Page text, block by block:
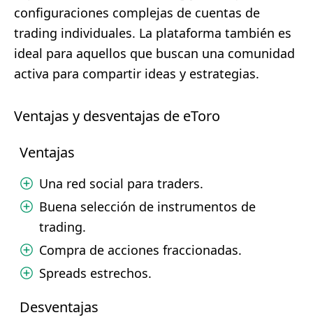
configuraciones complejas de cuentas de
trading individuales. La plataforma también es
ideal para aquellos que buscan una comunidad
activa para compartir ideas y estrategias.
Ventajas y desventajas de eToro
Ventajas
Una red social para traders.
Buena selección de instrumentos de
trading.
Compra de acciones fraccionadas.
Spreads estrechos.
Desventajas